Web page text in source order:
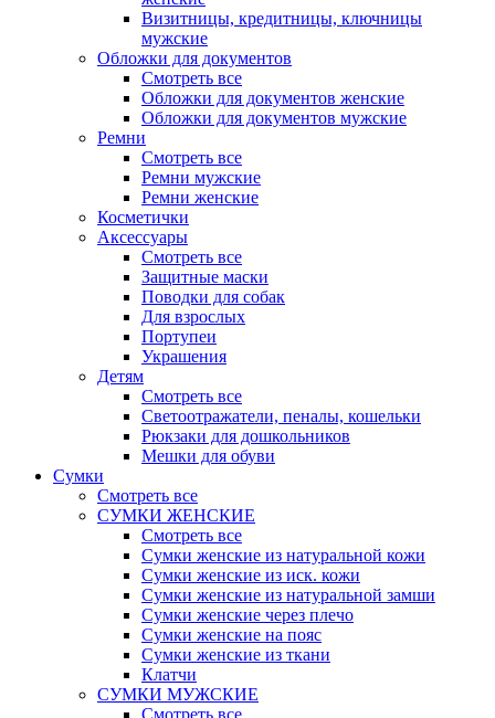
Визитницы, кредитницы, ключницы
мужские
Обложки для документов
Смотреть все
Обложки для документов женские
Обложки для документов мужские
Ремни
Смотреть все
Ремни мужские
Ремни женские
Косметички
Аксессуары
Смотреть все
Защитные маски
Поводки для собак
Для взрослых
Портупеи
Украшения
Детям
Смотреть все
Светоотражатели, пеналы, кошельки
Рюкзаки для дошкольников
Мешки для обуви
Сумки
Смотреть все
СУМКИ ЖЕНСКИЕ
Смотреть все
Сумки женские из натуральной кожи
Сумки женские из иск. кожи
Сумки женские из натуральной замши
Сумки женские через плечо
Сумки женские на пояс
Сумки женские из ткани
Клатчи
СУМКИ МУЖСКИЕ
Смотреть все